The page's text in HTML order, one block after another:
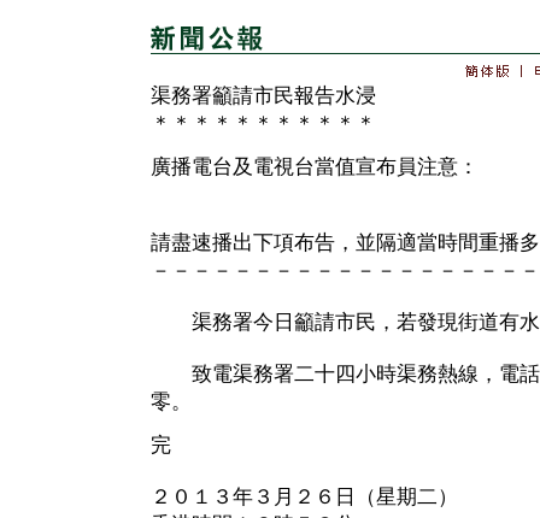
渠務署籲請市民報告水浸
＊＊＊＊＊＊＊＊＊＊＊
廣播電台及電視台當值宣布員注意：
請盡速播出下項布告，並隔適當時間重播
－－－－－－－－－－－－－－－－－－
渠務署今日籲請市民，若發現街道有水
致電渠務署二十四小時渠務熱線，電
零。
完
２０１３年３月２６日（星期二）